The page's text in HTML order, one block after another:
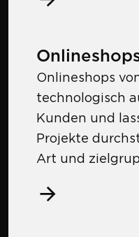
Onlineshops
technologisch
Kunden und
Projekte
Art und